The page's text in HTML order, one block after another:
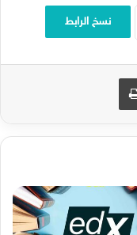
نسخ الرابط
طباعة